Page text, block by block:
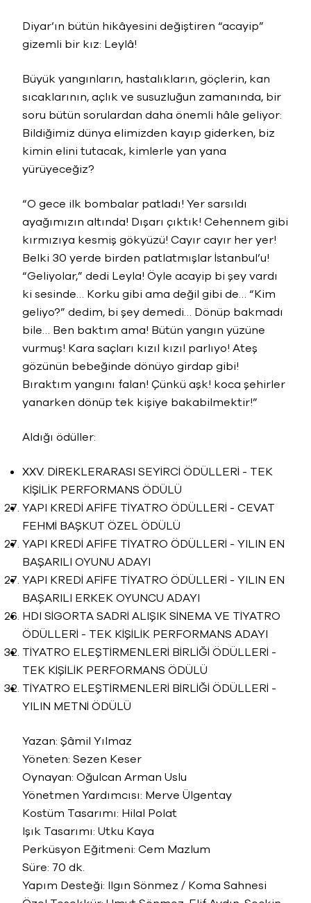
Diyar’ın bütün hikâyesini değiştiren “acayip”
gizemli bir kız: Leylâ!
Büyük yangınların, hastalıkların, göçlerin, kan
sıcaklarının, açlık ve susuzluğun zamanında, bir
soru bütün sorulardan daha önemli hâle geliyor:
Bildiğimiz dünya elimizden kayıp giderken, biz
kimin elini tutacak, kimlerle yan yana
yürüyeceğiz?
“O gece ilk bombalar patladı! Yer sarsıldı
ayağımızın altında! Dışarı çıktık! Cehennem gibi
kırmızıya kesmiş gökyüzü! Cayır cayır her yer!
Belki 30 yerde birden patlatmışlar İstanbul’u!
“Geliyolar,” dedi Leyla! Öyle acayip bi şey vardı
ki sesinde… Korku gibi ama değil gibi de… “Kim
geliyo?” dedim, bi şey demedi… Dönüp bakmadı
bile… Ben baktım ama! Bütün yangın yüzüne
vurmuş! Kara saçları kızıl kızıl parlıyo! Ateş
gözünün bebeğinde dönüyo girdap gibi!
Bıraktım yangını falan! Çünkü aşk! koca şehirler
yanarken dönüp tek kişiye bakabilmektir!”
Aldığı ödüller:
XXV. DİREKLERARASI SEYİRCİ ÖDÜLLERİ - TEK
KİŞİLİK PERFORMANS ÖDÜLÜ
YAPI KREDİ AFİFE TİYATRO ÖDÜLLERİ - CEVAT
FEHMİ BAŞKUT ÖZEL ÖDÜLÜ
YAPI KREDİ AFİFE TİYATRO ÖDÜLLERİ - YILIN EN
BAŞARILI OYUNU ADAYI
YAPI KREDİ AFİFE TİYATRO ÖDÜLLERİ - YILIN EN
BAŞARILI ERKEK OYUNCU ADAYI
HDI SİGORTA SADRİ ALIŞIK SİNEMA VE TİYATRO
ÖDÜLLERİ - TEK KİŞİLİK PERFORMANS ADAYI
TİYATRO ELEŞTİRMENLERİ BİRLİĞİ ÖDÜLLERİ -
TEK KİŞİLİK PERFORMANS ÖDÜLÜ
TİYATRO ELEŞTİRMENLERİ BİRLİĞİ ÖDÜLLERİ -
YILIN METNİ ÖDÜLÜ
Yazan: Şâmil Yılmaz
Yöneten: Sezen Keser
Oynayan: Oğulcan Arman Uslu
Yönetmen Yardımcısı: Merve Ülgentay
Kostüm Tasarımı: Hilal Polat
Işık Tasarımı: Utku Kaya
Perküsyon Eğitmeni: Cem Mazlum
Süre: 70 dk.
Yapım Desteği: Ilgın Sönmez / Koma Sahnesi